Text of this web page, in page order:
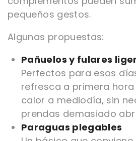
pequeños gestos.
Algunas propuestas:
Pañuelos y fulares
Perfectos para esos
refresca a primera
calor a mediodía, sin
prendas demasiado
Paraguas plegables